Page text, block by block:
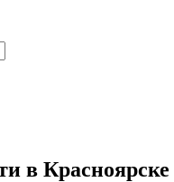
в Красноярске